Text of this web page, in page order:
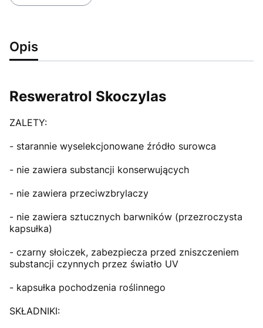
Opis
Resweratrol Skoczylas
ZALETY:
- starannie wyselekcjonowane źródło surowca
- nie zawiera substancji konserwujących
- nie zawiera przeciwzbrylaczy
- nie zawiera sztucznych barwników (przezroczysta
kapsułka)
- czarny słoiczek, zabezpiecza przed zniszczeniem
substancji czynnych przez światło UV
- kapsułka pochodzenia roślinnego
SKŁADNIKI: